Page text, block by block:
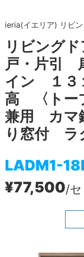
ieria(イエリア) リビ
リビング
戸・片引
イン １３
高 〈トー
兼用 カ
り窓付 ラ
LADM1-
¥77,500/セ